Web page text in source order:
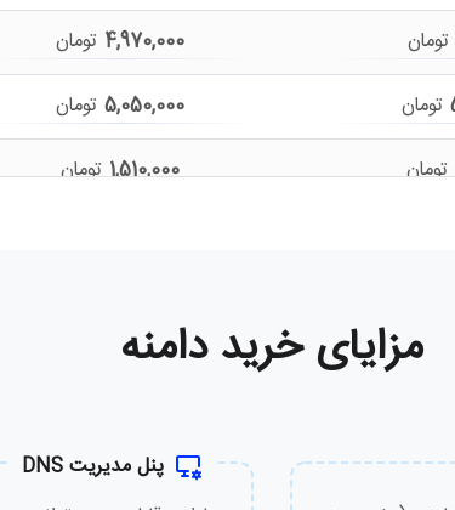
تومان 4,970,000 تومان
تومان 5,050,000 تومان
تومان 1,510,000تومان
تومان 3,510,000
مزایای خرید دامنه
پنل مدیریت DNS